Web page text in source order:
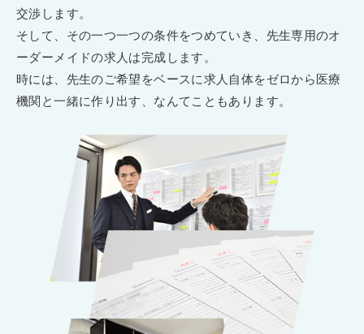
交渉します。
そして、その一つ一つの条件をつめていき、先生専用のオ
ーダーメイドの求人は完成します。
時には、先生のご希望をベースに求人自体をゼロから医療
機関と一緒に作り出す、なんてこともあります。